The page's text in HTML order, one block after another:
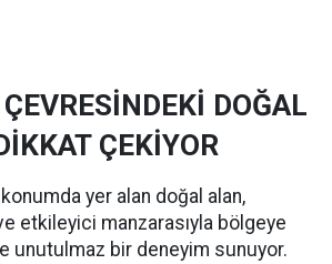
DOĞAL
ÇEKİYOR
konumda yer alan doğal alan,
etkileyici manzarasıyla bölgeye
unutulmaz bir deneyim sunuyor.